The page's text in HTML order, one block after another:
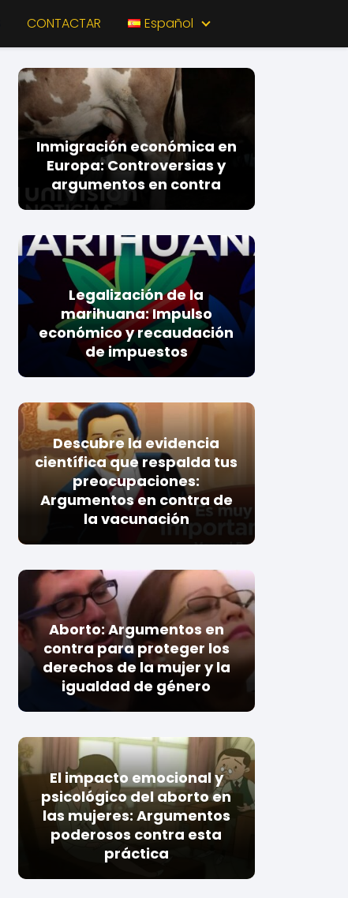
CONTACTAR Español
Inmigración económica en
Europa: Controversias y
argumentos en contra
Legalización de la
marihuana: Impulso
económico y recaudación
de impuestos
Descubre la evidencia
científica que respalda tus
preocupaciones:
Argumentos en contra de
la vacunación
Aborto: Argumentos en
contra para proteger los
derechos de la mujer y la
igualdad de género
El impacto emocional y
psicológico del aborto en
las mujeres: Argumentos
poderosos contra esta
práctica